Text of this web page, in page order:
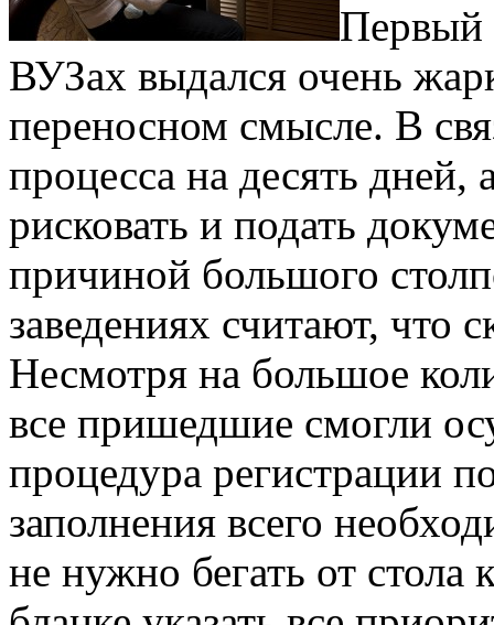
Первый
ВУЗах выдался очень
переносном смысле. В
процесса на десять
рисковать и подать
причиной большого
заведениях считают, что
Несмотря на большое
все пришедшие смогли
процедура регистрации
заполнения всего
не нужно бегать от стола